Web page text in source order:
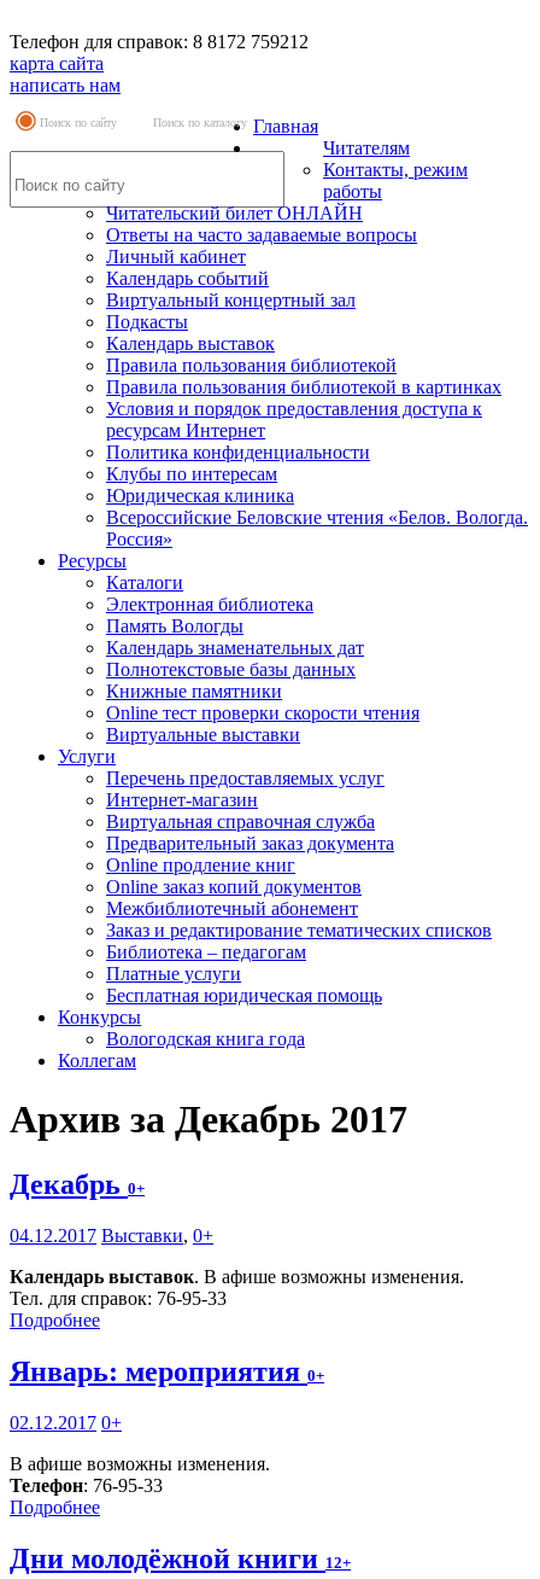
Телефон для справок: 8 8172 759212
карта сайта
написать нам
Поиск по сайту Поиск по каталогу Главная
Читателям
Контакты, режим
работы
Читательский билет ОНЛАЙН
Ответы на часто задаваемые вопросы
Личный кабинет
Календарь событий
Виртуальный концертный зал
Подкасты
Календарь выставок
Правила пользования библиотекой
Правила пользования библиотекой в картинках
Условия и порядок предоставления доступа к
ресурсам Интернет
Политика конфиденциальности
Клубы по интересам
Юридическая клиника
Всероссийские Беловские чтения «Белов. Вологда.
Россия»
Ресурсы
Каталоги
Электронная библиотека
Память Вологды
Календарь знаменательных дат
Полнотекстовые базы данных
Книжные памятники
Online тест проверки скорости чтения
Виртуальные выставки
Услуги
Перечень предоставляемых услуг
Интернет-магазин
Виртуальная справочная служба
Предварительный заказ документа
Online продление книг
Online заказ копий документов
Межбиблиотечный абонемент
Заказ и редактирование тематических списков
Библиотека – педагогам
Платные услуги
Бесплатная юридическая помощь
Конкурсы
Вологодская книга года
Коллегам
Архив за Декабрь 2017
Декабрь 0+
04.12.2017 Выставки, 0+
Календарь выставок. В афише возможны изменения.
Тел. для справок: 76-95-33
Подробнее
Январь: мероприятия 0+
02.12.2017 0+
В афише возможны изменения.
Телефон: 76-95-33
Подробнее
Дни молодёжной книги 12+